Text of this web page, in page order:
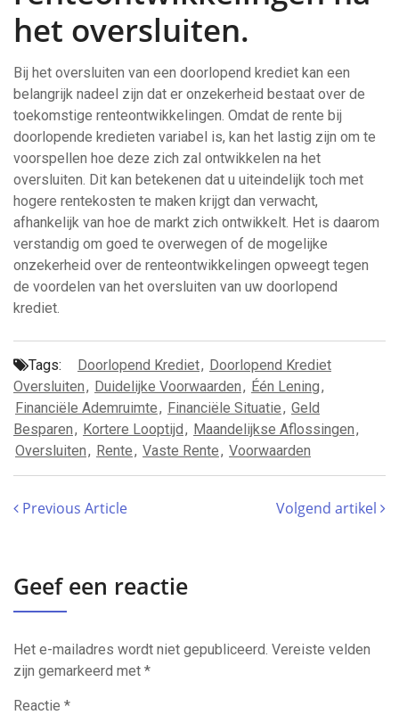
het oversluiten.
Bij het oversluiten van een doorlopend krediet kan een
belangrijk nadeel zijn dat er onzekerheid bestaat over de
toekomstige renteontwikkelingen. Omdat de rente bij
doorlopende kredieten variabel is, kan het lastig zijn om te
voorspellen hoe deze zich zal ontwikkelen na het
oversluiten. Dit kan betekenen dat u uiteindelijk toch met
hogere rentekosten te maken krijgt dan verwacht,
afhankelijk van hoe de markt zich ontwikkelt. Het is daarom
verstandig om goed te overwegen of de mogelijke
onzekerheid over de renteontwikkelingen opweegt tegen
de voordelen van het oversluiten van uw doorlopend
krediet.
Tags: Doorlopend Krediet, Doorlopend Krediet
Oversluiten, Duidelijke Voorwaarden, Één Lening,
Financiële Ademruimte, Financiële Situatie, Geld
Besparen, Kortere Looptijd, Maandelijkse Aflossingen,
Oversluiten, Rente, Vaste Rente, Voorwaarden
Previous Article Volgend artikel
Geef een reactie
Het e-mailadres wordt niet gepubliceerd. Vereiste velden
zijn gemarkeerd met *
Reactie *